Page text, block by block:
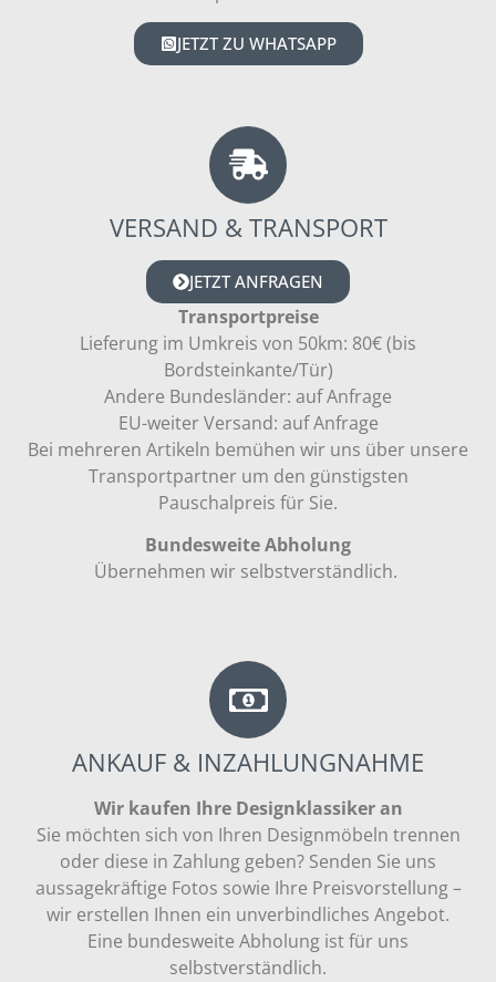
JETZT ZU WHATSAPP
VERSAND & TRANSPORT
JETZT ANFRAGEN
Transportpreise
Lieferung im Umkreis von 50km: 80€ (bis
Bordsteinkante/Tür)
Andere Bundesländer: auf Anfrage
EU-weiter Versand: auf Anfrage
Bei mehreren Artikeln bemühen wir uns über unsere
Transportpartner um den günstigsten
Pauschalpreis für Sie.
Bundesweite Abholung
Übernehmen wir selbstverständlich.
ANKAUF & INZAHLUNGNAHME
Wir kaufen Ihre Designklassiker an
Sie möchten sich von Ihren Designmöbeln trennen
oder diese in Zahlung geben? Senden Sie uns
aussagekräftige Fotos sowie Ihre Preisvorstellung –
wir erstellen Ihnen ein unverbindliches Angebot.
Eine bundesweite Abholung ist für uns
selbstverständlich.